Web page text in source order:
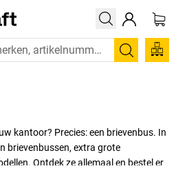
Zoeken
kantoor? Precies: een brievenbus. In
brievenbussen, extra grote
Ontdek ze allemaal en bestel er